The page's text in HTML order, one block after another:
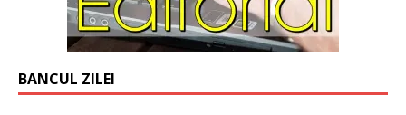
BANCUL ZILEI